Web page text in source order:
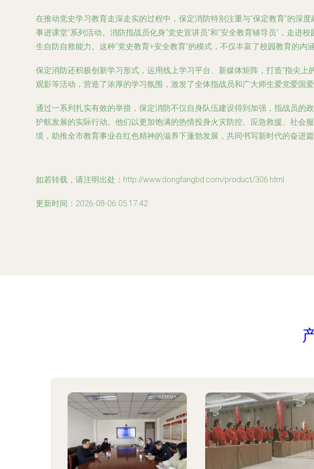
在推动党史学习教育走深走实的过程中，保定消防特别注重与“保定教育”的深
事进课堂”系列活动。消防指战员化身“党史宣讲员”和“安全教育辅导员”，走
生自防自救能力。这种“党史教育+安全教育”的模式，不仅丰富了校园教育的内
保定消防还积极创新学习形式，运用线上学习平台、新媒体矩阵，打造“指尖
观影等活动，营造了浓厚的学习氛围，激发了全体指战员和广大师生爱党爱国爱
通过一系列扎实有效的举措，保定消防不仅自身队伍建设得到加强，指战员的
护航发展的实际行动。他们以更加饱满的热情投身火灾防控、应急救援、社
境，助推全市教育事业在红色精神的滋养下蓬勃发展，共同书写新时代的奋进篇
如若转载，请注明出处：http://www.dongfangbd.com/product/306.html
更新时间：2026-08-06 05:17:42